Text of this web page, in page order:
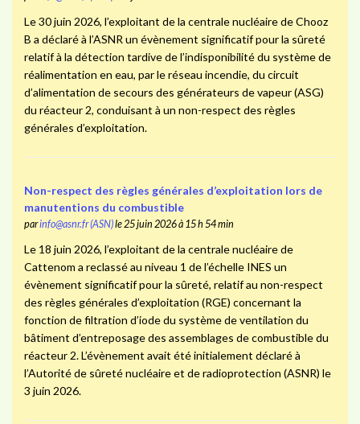
Le 30 juin 2026, l’exploitant de la centrale nucléaire de Chooz
B a déclaré à l’ASNR un évènement significatif pour la sûreté
relatif à la détection tardive de l’indisponibilité du système de
réalimentation en eau, par le réseau incendie, du circuit
d’alimentation de secours des générateurs de vapeur (ASG)
du réacteur 2, conduisant à un non-respect des règles
générales d’exploitation.
Non-respect des règles générales d’exploitation lors de
manutentions du combustible
parinfo@asnr.fr (ASN)le 25 juin 2026 à 15 h 54 min
Le 18 juin 2026, l’exploitant de la centrale nucléaire de
Cattenom a reclassé au niveau 1 de l’échelle INES un
évènement significatif pour la sûreté, relatif au non-respect
des règles générales d’exploitation (RGE) concernant la
fonction de filtration d’iode du système de ventilation du
bâtiment d’entreposage des assemblages de combustible du
réacteur 2. L’évènement avait été initialement déclaré à
l’Autorité de sûreté nucléaire et de radioprotection (ASNR) le
3 juin 2026.